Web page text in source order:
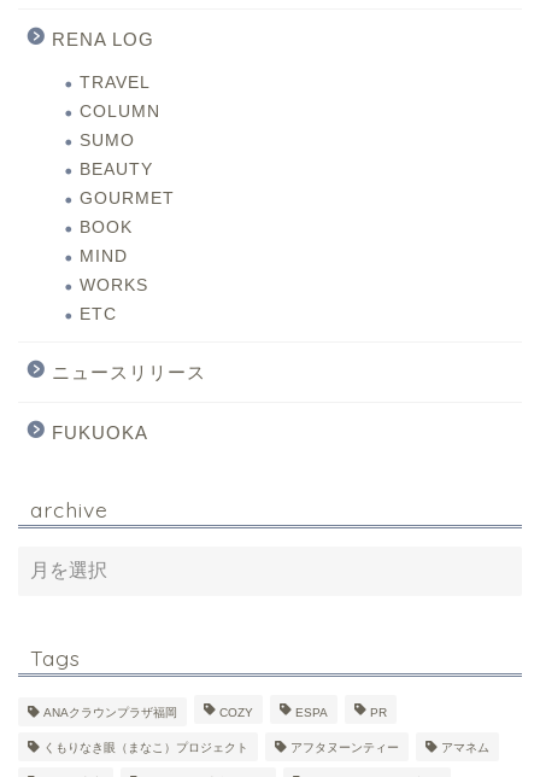
RENA LOG
TRAVEL
COLUMN
SUMO
BEAUTY
GOURMET
BOOK
MIND
WORKS
ETC
ニュースリリース
FUKUOKA
archive
Tags
ANAクラウンプラザ福岡 COZY ESPA PR
くもりなき眼（まなこ）プロジェクト アフタヌーンティー アマネム